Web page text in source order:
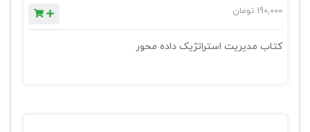
190,000 تومان
کتاب مدیریت استراتژیک داده محور